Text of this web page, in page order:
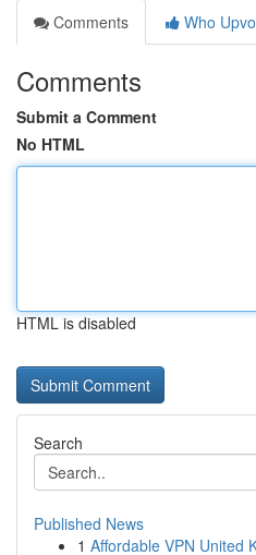
Comments
Who
Comments
Submit a Comment
No HTML
HTML is disabled
Search
Published News
1 Affordable VPN United